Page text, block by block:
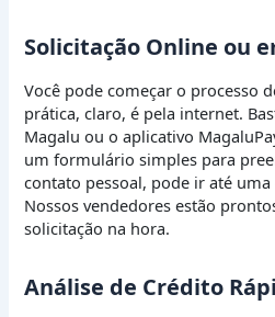
Solicitação Online ou
Você pode começar o processo
prática, claro, é pela internet.
Magalu ou o aplicativo
um formulário simples para
contato pessoal, pode ir até uma
Nossos vendedores estão
solicitação na hora.
Análise de Crédito